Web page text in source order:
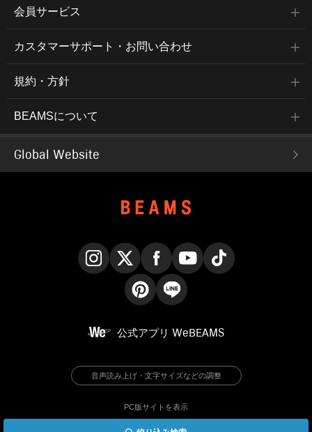
会員サービス
カスタマーサポート・お問い合わせ
規約・方針
BEAMSについて
Global Website
公式アプリ WeBEAMS
音声読み上げ・文字サイズなどの調整
PC版サイトを表示